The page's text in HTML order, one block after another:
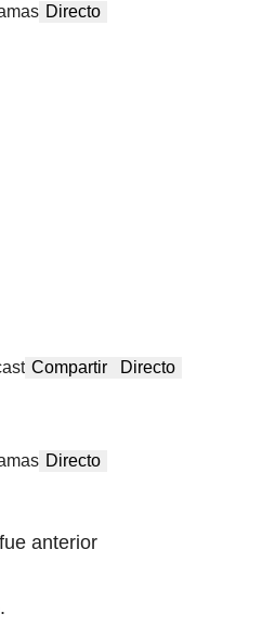
Directo
Compartir Directo
Directo
anterior